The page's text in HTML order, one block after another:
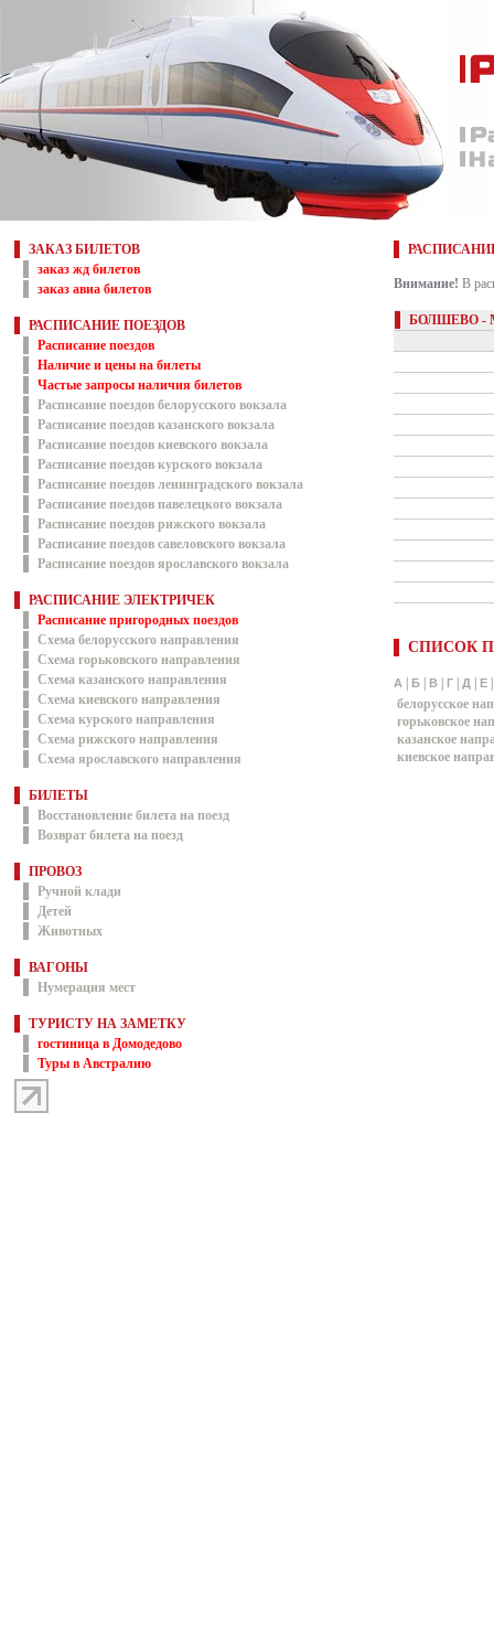
ЗАКАЗ БИЛЕТОВ
заказ жд билетов
заказ авиа билетов
РАСПИСАНИЕ ПОЕЗДОВ
Расписание поездов
Наличие и цены на билеты
Частые запросы наличия билетов
Расписание поездов белорусского вокзала
Расписание поездов казанского вокзала
Расписание поездов киевского вокзала
Расписание поездов курского вокзала
Расписание поездов ленинградского вокзала
Расписание поездов павелецкого вокзала
Расписание поездов рижского вокзала
Расписание поездов савеловского вокзала
Расписание поездов ярославского вокзала
РАСПИСАНИЕ ЭЛЕКТРИЧЕК
Расписание пригородных поездов
Схема белорусского направления
Схема горьковского направления
Схема казанского направления
Схема киевского направления
Схема курского направления
Схема рижского направления
Схема ярославского направления
БИЛЕТЫ
Восстановление билета на поезд
Возврат билета на поезд
ПРОВОЗ
Ручной клади
Детей
Животных
ВАГОНЫ
Нумерация мест
ТУРИСТУ НА ЗАМЕТКУ
гостиница в Домодедово
Туры в Австралию
Внимание! В
БОЛШЕВО -
СПИСОК
А Б В Г Д Е
белорусское
горьковское
казанское
киевское